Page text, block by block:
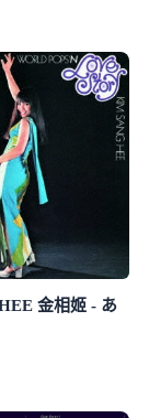
金相姬 - あ